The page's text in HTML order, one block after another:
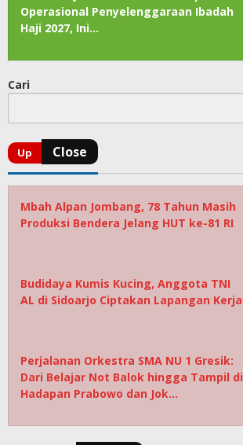
Operasional Penyelenggaraan Ibadah
Haji 2027, Ini…
Cari
Mbah Alpan Jombang, 78 Tahun Masih
Produksi Bendera Jelang HUT ke-81 RI
Budidaya Kumis Kucing, Anggota TNI
AL di Sidoarjo Ciptakan Lapangan Kerja
Perjalanan Orkestra SMA NU 1 Gresik:
Dari Belajar Not Balok hingga Tampil di
Hadapan Prabowo dan Jok…